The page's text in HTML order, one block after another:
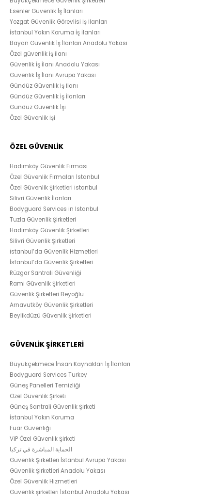
Esenler Güvenlik İş İlanları
Yozgat Güvenlik Görevlisi İş İlanları
İstanbul Yakın Koruma İş İlanları
Bayan Güvenlik İş İlanları Anadolu Yakası
Özel güvenlik iş ilanı
Güvenlik İş İlanı Anadolu Yakası
Güvenlik İş İlanı Avrupa Yakası
Gündüz Güvenlik İş İlanı
Gündüz Güvenlik İş İlanları
Gündüz Güvenlik İşi
Özel Güvenlik İşi
ÖZEL GÜVENLİK
Hadımköy Güvenlik Firması
Özel Güvenlik Firmaları İstanbul
Özel Güvenlik Şirketleri İstanbul
Silivri Güvenlik İlanları
Bodyguard Services in Istanbul
Tuzla Güvenlik Şirketleri
Hadımköy Güvenlik Şirketleri
Silivri Güvenlik Şirketleri
İstanbul’da Güvenlik Hizmetleri
İstanbul’da Güvenlik Şirketleri
Rüzgar Santrali Güvenliği
Rami Güvenlik Şirketleri
Güvenlik Şirketleri Beyoğlu
Arnavutköy Güvenlik Şirketleri
Beylikdüzü Güvenlik Şirketleri
GÜVENLİK ŞİRKETLERİ
Büyükçekmece İnsan Kaynakları İş İlanları
Bodyguard Services Turkey
Güneş Panelleri Temizliği
Özel Güvenlik Şirketi
Güneş Santrali Güvenlik Şirketi
İstanbul Yakın Koruma
Fuar Güvenliği
VİP Özel Güvenlik Şirketi
الحماية المباشرة في تركيا
Güvenlik Şirketleri İstanbul Avrupa Yakası
Güvenlik Şirketleri Anadolu Yakası
Özel Güvenlik Hizmetleri
Güvenlik şirketleri İstanbul Anadolu Yakası